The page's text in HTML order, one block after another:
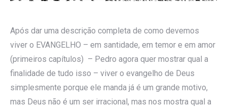
Após dar uma descrição completa de como devemos
viver o EVANGELHO – em santidade, em temor e em amor
(primeiros capítulos) – Pedro agora quer mostrar qual a
finalidade de tudo isso – viver o evangelho de Deus
simplesmente porque ele manda já é um grande motivo,
mas Deus não é um ser irracional, mas nos mostra qual a